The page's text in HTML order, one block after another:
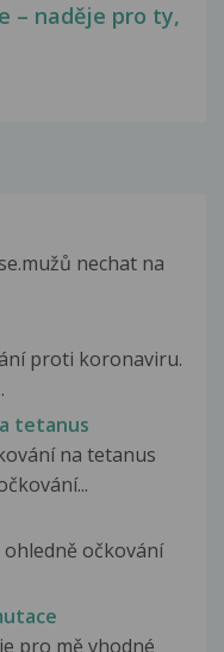
– naděje pro ty,
nechat na
proti koronaviru.
tetanus
na tetanus
očkování
pro mě vhodné